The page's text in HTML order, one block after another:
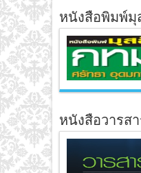
หนังสือพิมพ์มุ
หนังสือวารส